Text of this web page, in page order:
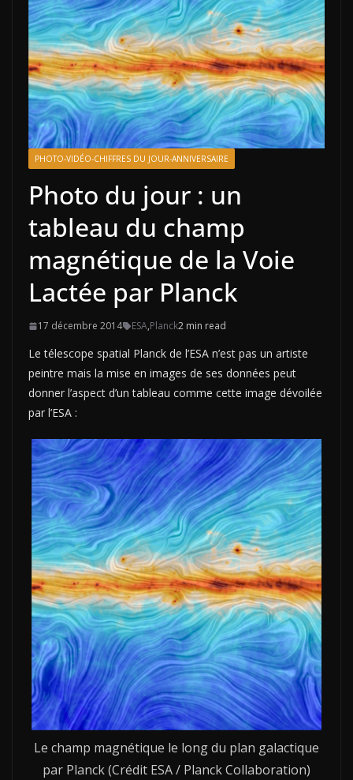
PHOTO-VIDÉO-CHIFFRES DU JOUR-ANNIVERSAIRE
Photo du jour : un
tableau du champ
magnétique de la Voie
Lactée par Planck
17 décembre 2014 ESA,Planck2 min read
Le télescope spatial Planck de l’ESA n’est pas un artiste
peintre mais la mise en images de ses données peut
donner l’aspect d’un tableau comme cette image dévoilée
par l’ESA :
Le champ magnétique le long du plan galactique
par Planck (Crédit ESA / Planck Collaboration)